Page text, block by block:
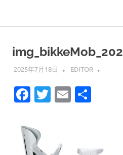
2025年7月18日 EDITOR
Facebook
Twitter
Email